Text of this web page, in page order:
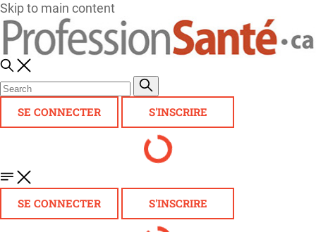
Skip to main content
SE CONNECTER S'INSCRIRE
SE CONNECTER S'INSCRIRE